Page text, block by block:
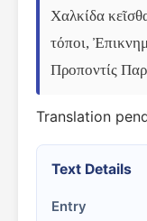
Χαλκίδα
τόποι,
Προποντίς
Translation
Text Details
Entry